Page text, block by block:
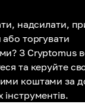
надсилати,
торгувати
З Cryptomus
та керуйте
коштами за